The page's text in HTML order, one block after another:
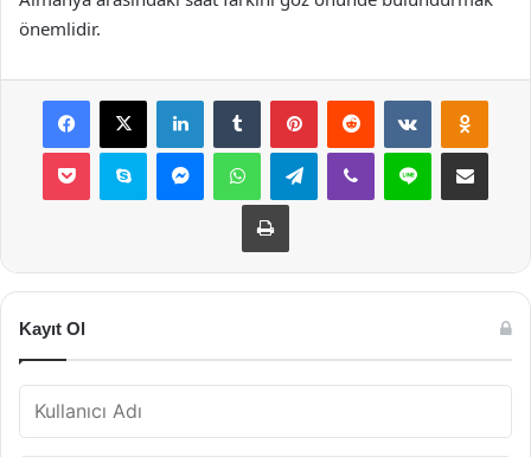
önemlidir.
Facebook
X LinkedInTumblr PinterestReddit VKontakte
Pocket Skype MessengerWhatsAppTelegramViber Line E-Posta ile
Yazdır
Kayıt Ol